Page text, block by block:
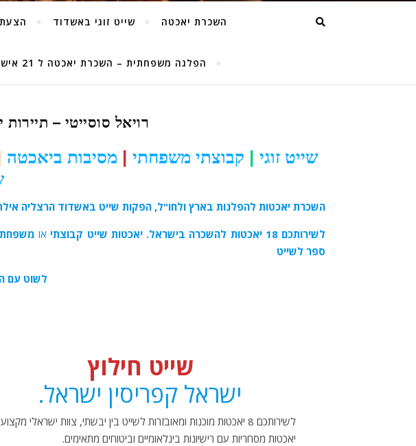
השכרת יאכטה שייט זוגי באשדוד הצעת
הפלגה משפחתית – השכרת יאכטה ל 21 איש
רויאל סוסייטי –
שייט זוגי | קבוצתי משפחתי | מסיבות ביאכטה
השכרת יאכטות להפלגות בארץ ולחו"ל, הפקות שייט באשדוד הרצליה
לשירותכם 18 יאכטות להשכרה בישראל. יאכטות
שייט קבוצתי או
ספר לשייט
לשוט עם
שייט חילוץ
ישראל קפריסין ישראל.
לשירותכם 8 יאכטות מוכנות ומאובזרות לשייט בין יבשתי, צוות ישראלי
יאכטות מסחריות עם רישיונות בינלאומיים וביטוחים מתאימים.